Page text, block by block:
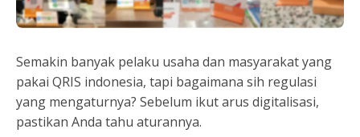
Semakin banyak pelaku usaha dan masyarakat yang
pakai QRIS indonesia, tapi bagaimana sih regulasi
yang mengaturnya? Sebelum ikut arus digitalisasi,
pastikan Anda tahu aturannya.